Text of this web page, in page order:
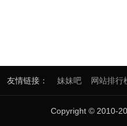
友情链接： 妹妹吧 网站排行
Copyright © 2010-